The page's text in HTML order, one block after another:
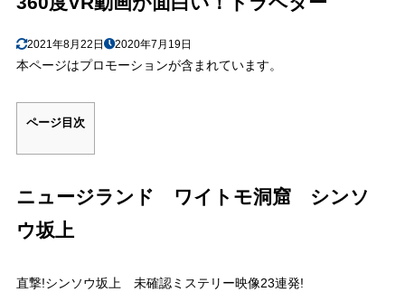
2021年8月22日 2020年7月19日
本ページはプロモーションが含まれています。
ページ目次
ニュージランド ワイトモ洞窟 シンソ
ウ坂上
直撃!シンソウ坂上 未確認ミステリー映像23連発!
北海道の神秘的な湿原をカヌーで探索！